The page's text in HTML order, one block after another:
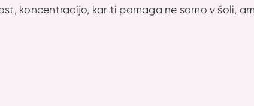
koncentracijo, kar ti pomaga ne samo v šoli,